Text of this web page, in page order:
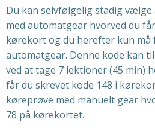
Du kan selvfølgelig stadig
med automatgear hvorved du
kørekort og du herefter kun må
automatgear. Denne kode kan
ved at tage 7 lektioner (45 min)
får du skrevet kode 148 i
køreprøve med manuelt gear
78 på kørekortet.